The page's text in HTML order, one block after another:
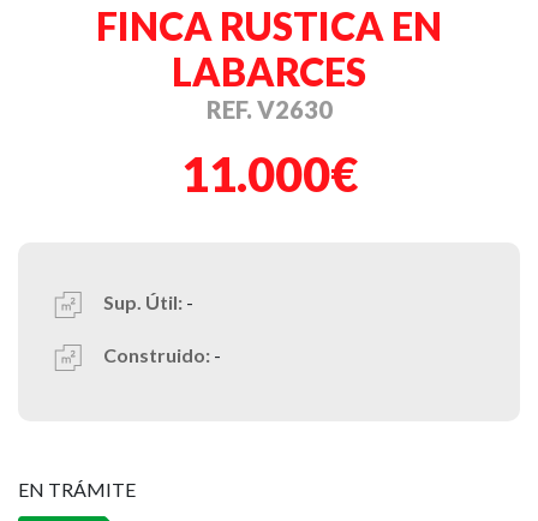
FINCA RUSTICA EN
LABARCES
REF. V2630
11.000€
Sup. Útil: -
Construido: -
EN TRÁMITE